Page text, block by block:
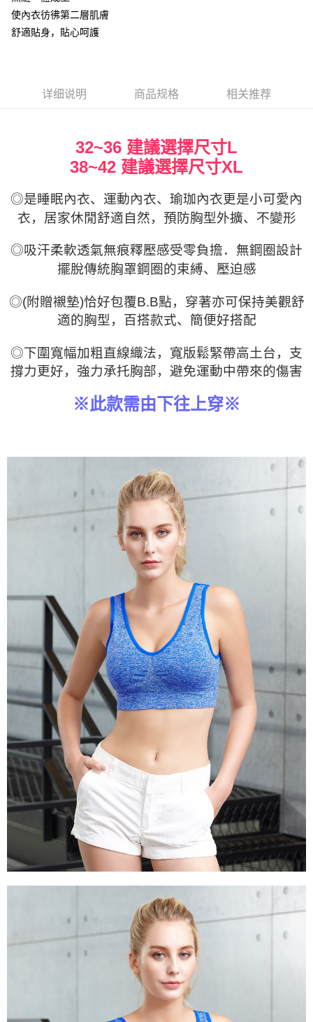
司后，依约使用本公司账单缴交账款。
2. 基于同意付款使用 “大哥付你分期”之契约关系目的，商店将以您的个人资
料（包含姓名、电话或地址）提供予台湾大哥大进项收集、处理及利用，由
商品與否，仍需要請您在AFTEE規定的時間內完成繳費。
二、付款限制
3. 目前僅支援台灣會員
所提供，並由 AFTEE 向您收取款項。因使用本服務所須提供之個人資料(包
含但不限於訂購人姓名、電話，收件人姓名、電話、收件地址)，將交付予
AFTEE 於本服務必要服務範圍內運用。關於 AFTEE 對於個人資料之蒐集、
處理、利用，詳參 AFTEE 官網之『個人資料蒐集、處理及利用告知聲明』
（
https://aftee.tw/privacypolicy/ ）。
若款項超過繳費期限，將根據當次的金額加收年利率 16% 的逾期滯納金。
若您對於個人資料之處理、利用有任何疑問，或欲行使相關法律權利，請聯
料，請勿選用本服務。
每笔NT$80，满NT$499(含以上)免运费
萊爾富取貨付款
每笔NT$80，满NT$799(含以上)免运费
每笔NT$80，满NT$799(含以上)免运费
付款後7-11取貨
每笔NT$80，满NT$799(含以上)免运费
7-11取貨(快速到店)
宅配/離島不配送
黑貓貨到付款
每笔NT$120
國家/地區配送 查看运费
使內衣彷彿第二層肌膚
舒適貼身，貼心呵護
详细说明 商品规格 相关推荐
32~36 建議選擇尺寸L
38~42 建議選擇尺寸XL
◎是睡眠內衣、運動內衣、瑜珈內衣更是小可愛內
衣，居家休閒舒適自然，預防胸型外擴、不變形
◎吸汗柔軟透氣無痕釋壓感受零負擔．無鋼圈設計
擺脫傳統胸罩鋼圈的束縛、壓迫感
◎(附贈襯墊)恰好包覆B.B點，穿著亦可保持美觀舒
適的胸型，百搭款式、簡便好搭配
◎下圍寬幅加粗直線織法，寬版鬆緊帶高土台，支
撐力更好，強力承托胸部，避免運動中帶來的傷害
※此款需由下往上穿※